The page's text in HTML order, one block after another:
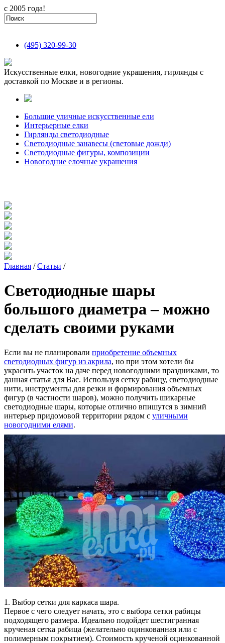
с 2005 года!
(495) 320-99-30
Искусственные елки, новогодние украшения, гирлянды с
доставкой по Москве и в регионы.
Большие уличные искусственные ели
Интерьерные елки
Гирлянды светодиодные
Светодиодные занавесы (световые дожди)
Светодиодные фигуры, композиции
Новогодние елочные украшения
Главная / Статьи /
Светодиодные шары
большого диаметра – можно
сделать своими руками
Если вы не планировали приобретение объемных
светодиодных фигур из акрила, но при этом хотели бы
украсить участок на даче перед новогодними праздниками, то
данная статья для Вас. Используя сетку рабицу, светодиодные
нити, инструменты для резки и формирования объемных
фигур (в частности шаров), можно получить шикарные
светодиодные шары, которые отлично впишутся в зимний
интерьер придомовой территории рядом с уличными
новогодними елями.
1. Выбор сетки для каркаса шара.
Первое с чего следует начать, это с выбора сетки рабицы
подходящего размера. Идеально подойдет шестигранная
крученая сетка рабица (желательно оцинкованная или с
полимерным покрытием). Стоимость крученой оцинкованной